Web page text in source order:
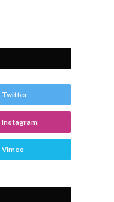
Twitter
Instagram
Vimeo